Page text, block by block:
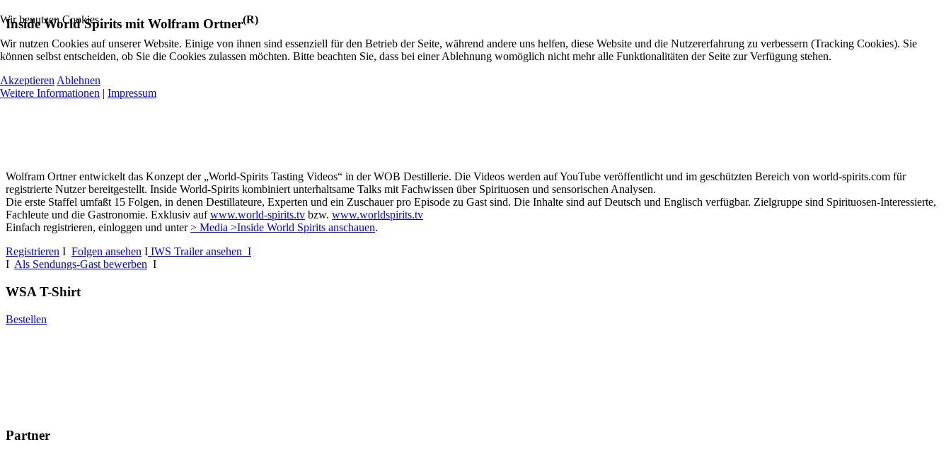
Inside World Spirits mit Wolfram Ortner(R)
Wolfram Ortner entwickelt das Konzept der „World-Spirits Tasting Videos“ in der WOB Destillerie. Die Videos werden auf YouTube veröffentlicht und im geschützten Bereich von world-spirits.com für
registrierte Nutzer bereitgestellt. Inside World-Spirits kombiniert unterhaltsame Talks mit Fachwissen über Spirituosen und sensorischen Analysen.
Die erste Staffel umfaßt 15 Folgen, in denen Destillateure, Experten und ein Zuschauer pro Episode zu Gast sind. Die Inhalte sind auf Deutsch und Englisch verfügbar. Zielgruppe sind Spirituosen-Interessierte,
Fachleute und die Gastronomie. Exklusiv aufwww.world-spirits.tv bzw. www.worldspirits.tv
Einfach registrieren, einloggen und unter> Media >Inside World Spirits anschauen.
Registrieren I Folgen ansehen I IWS Trailer ansehen I
I Als Sendungs-Gast bewerben I
WSA T-Shirt
Bestellen
Partner
Wir benutzen Cookies
Wir nutzen Cookies auf unserer Website. Einige von ihnen sind essenziell für den Betrieb der Seite, während andere uns helfen, diese Website und die Nutzererfahrung zu verbessern (Tracking Cookies). Sie
können selbst entscheiden, ob Sie die Cookies zulassen möchten. Bitte beachten Sie, dass bei einer Ablehnung womöglich nicht mehr alle Funktionalitäten der Seite zur Verfügung stehen.
Akzeptieren Ablehnen
Weitere Informationen | Impressum